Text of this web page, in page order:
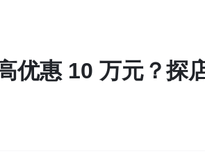
优惠 10 万元？探